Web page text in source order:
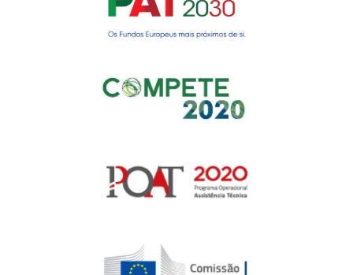
Gerir o Consentimento de
Para fornecer as melhores experiências, usamos tecnologias como
cookies para armazenar e/ou aceder a informações do dispositivo.